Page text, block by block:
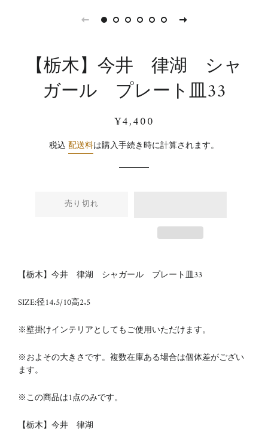
【栃木】今井 律湖 シャ
ガール プレート皿33
通
価
販
価
¥4,400
税込 配送料は購入手続き時に計算されます。
売り切れ
【栃木】今井 律湖 シャガール プレート皿33
SIZE:径14.5/10高2.5
※壁掛けインテリアとしてもご使用いただけます。
※およその大きさです。複数在庫ある場合は個体差がござい
ます。
※この商品は1点のみです。
【栃木】今井 律湖